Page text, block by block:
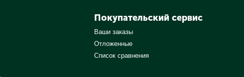
Покупательский сервис
Ваши заказы
Отложенные
Список сравнения